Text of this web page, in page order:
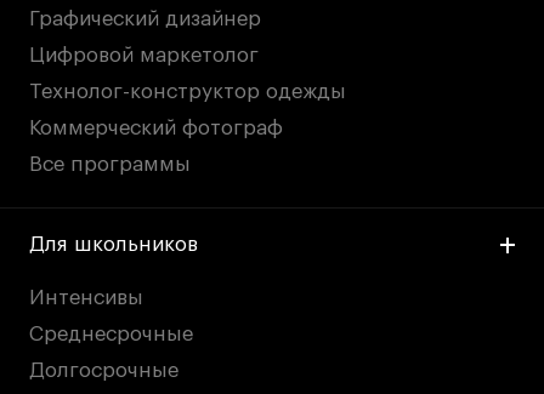
Графический дизайнер
Цифровой маркетолог
Технолог-конструктор одежды
Коммерческий фотограф
Все программы
Для школьников
Интенсивы
Среднесрочные
Долгосрочные